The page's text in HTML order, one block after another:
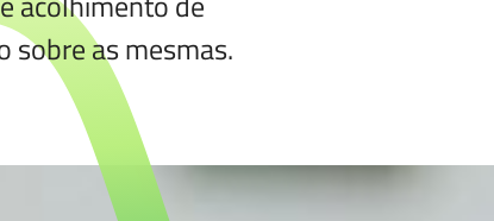
sobre as mesmas.